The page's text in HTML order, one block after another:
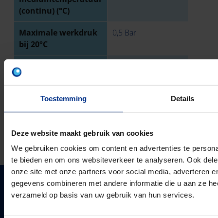
Toestemming Details
Deze website maakt gebruik van cookies
We gebruiken cookies om content en advertenties te
te bieden en om ons websiteverkeer te analyseren. Ook
onze site met onze partners voor social media, adverteren
gegevens combineren met andere informatie die u aan ze
verzameld op basis van uw gebruik van hun services.
(continu) (°C)
Maximale werkdruk
bij 20°C
0,5 Bar
Ringstijfheidsklasse
TECHNISCHE TEKENING
DOWNLOADS
PIPELIFE NEDERLAND B.V.